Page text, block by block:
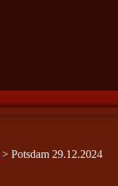
> Potsdam 29.12.2024